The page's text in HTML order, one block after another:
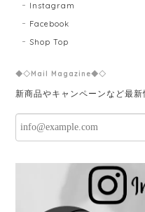
Instagram
Facebook
Shop Top
◆◇Mail Magazine◆◇
新商品やキャンペーンなど最新